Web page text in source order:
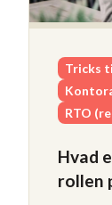
Tricks
RTO
Hvad
rollen